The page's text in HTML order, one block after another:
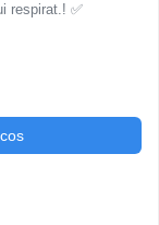
respirat.! ✅